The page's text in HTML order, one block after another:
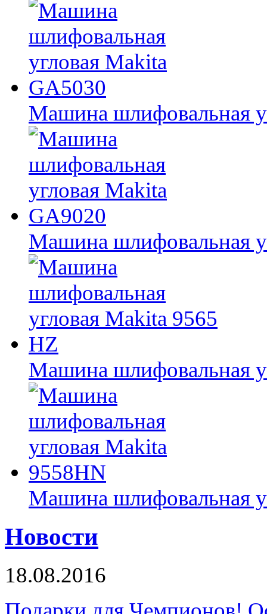
Машина шлифовальная
Машина шлифовальная
Машина шлифовальная
Машина шлифовальная
Новости
18.08.2016